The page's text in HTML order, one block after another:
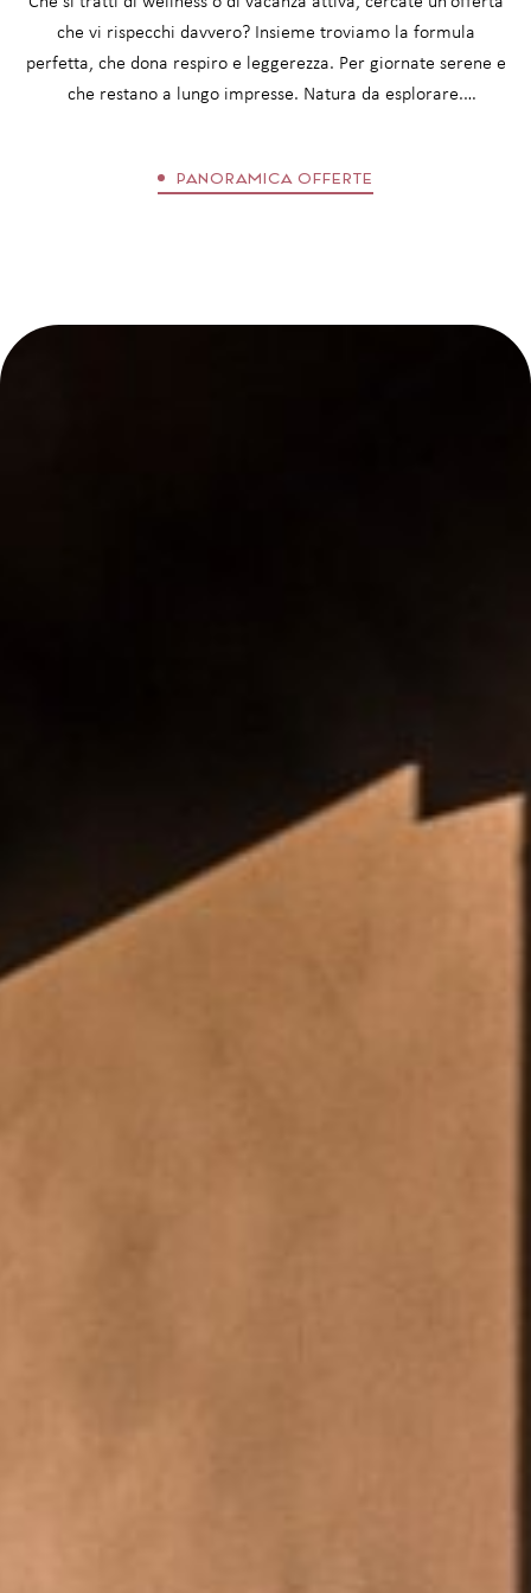
TUTTI I SERVIZI INCLUSI
che vi rispecchi davvero? Insieme troviamo la formula
perfetta, che dona respiro e leggerezza. Per giornate serene e
che restano a lungo impresse. Natura da esplorare.
lascia un’impronta: equilibrante, ispirante, sostenibile.
PANORAMICA OFFERTE